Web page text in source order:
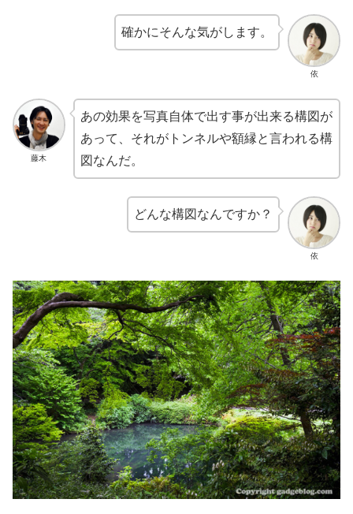
依
確かにそんな気がします。
藤木
あの効果を写真自体で出す事が出来る構図が
あって、それがトンネルや額縁と言われる構
図なんだ。
依
どんな構図なんですか？